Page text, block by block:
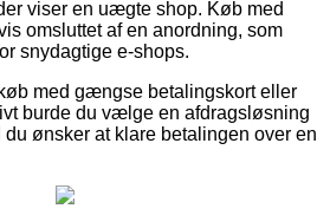
viser en uægte shop. Køb med
omsluttet af en anordning, som
snydagtige e-shops.
med gængse betalingskort eller
burde du vælge en afdragsløsning
ønsker at klare betalingen over en